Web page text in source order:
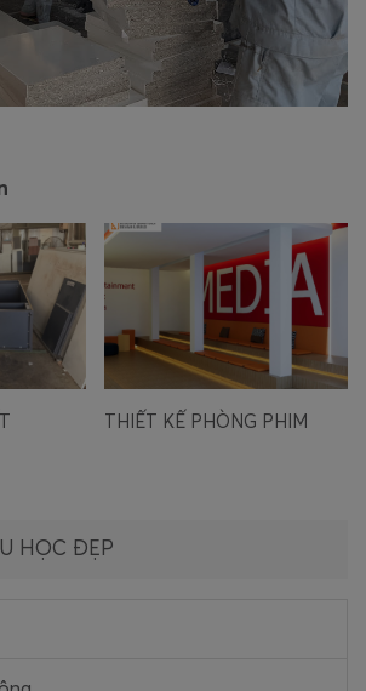
HỌC ĐẸP
SẢNH TIẾP TÂN TRƯỜNG